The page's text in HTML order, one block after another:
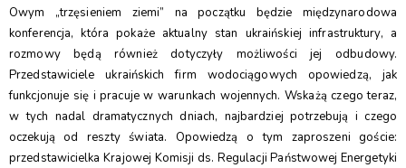
Owym „trzęsieniem ziemi” na początku będzie międzynarodowa
konferencja, która pokaże aktualny stan ukraińskiej infrastruktury, a
rozmowy będą również dotyczyły możliwości jej odbudowy.
Przedstawiciele ukraińskich firm wodociągowych opowiedzą, jak
funkcjonuje się i pracuje w warunkach wojennych. Wskażą czego teraz,
w tych nadal dramatycznych dniach, najbardziej potrzebują i czego
oczekują od reszty świata. Opowiedzą o tym zaproszeni goście:
przedstawicielka Krajowej Komisji ds. Regulacji Państwowej Energetyki